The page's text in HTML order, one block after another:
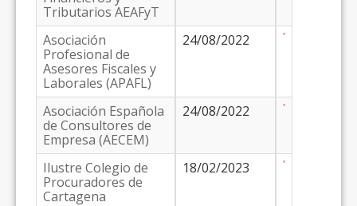
Tributarios AEAFyT
Asociación
Profesional de
Asesores Fiscales y
Laborales (APAFL)
24/08/2022
Asociación Española
de Consultores de
Empresa (AECEM)
24/08/2022
Ilustre Colegio de
Procuradores de
Cartagena
18/02/2023